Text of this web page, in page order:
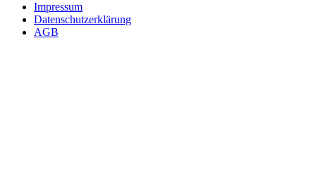
Impressum
Datenschutzerklärung
AGB